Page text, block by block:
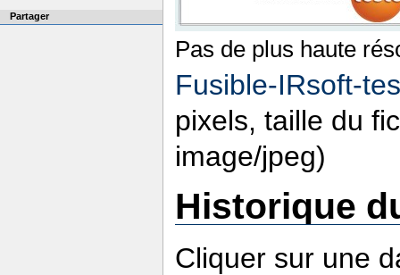
Pas de plus haute
Fusible-IRsoft-
pixels, taille du
image/jpeg)
Historique
Cliquer sur une
Partager